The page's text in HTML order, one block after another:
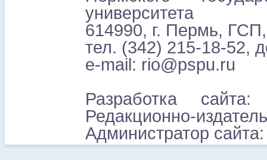
университета
614990, г. Пермь,
тел. (342) 215-18-52,
e-mail: rio@pspu.ru
Разработка
Редакционно-
Администратор